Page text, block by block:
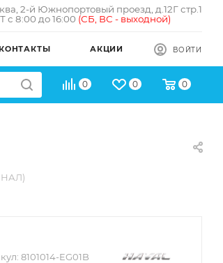
2-й Южнопортовый проезд, д.12Г стр.1
с 8:00 до 16:00 (СБ, ВС - выходной)
КОНТАКТЫ АКЦИИ ВОЙТИ
0 0 0
8101014-EG01B